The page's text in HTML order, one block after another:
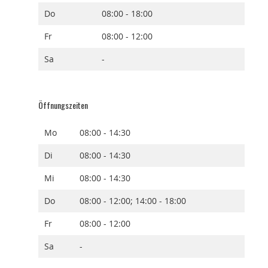
Do
08:00 - 18:00
Fr
08:00 - 12:00
Sa
-
Öffnungszeiten
Mo
08:00 - 14:30
Di
08:00 - 14:30
Mi
08:00 - 14:30
Do
08:00 - 12:00; 14:00 - 18:00
Fr
08:00 - 12:00
Sa
-